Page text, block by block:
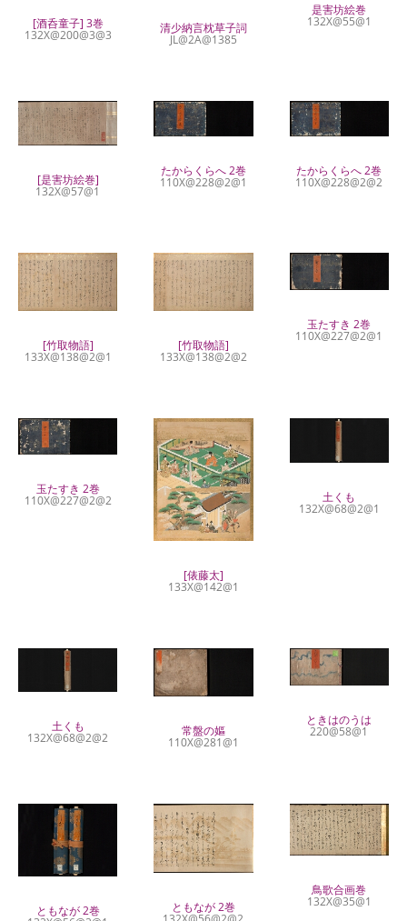
[酒呑童子] 3巻
132X@200@3@3 清少納言枕草子詞
JL@2A@1385
是害坊絵巻
132X@55@1
[是害坊絵巻]
132X@57@1
たからくらへ 2巻
110X@228@2@1
たからくらへ 2巻
110X@228@2@2
[竹取物語]
133X@138@2@1
[竹取物語]
133X@138@2@2
玉たすき 2巻
110X@227@2@1
玉たすき 2巻
110X@227@2@2
[俵藤太]
133X@142@1
土くも
132X@68@2@1
土くも
132X@68@2@2 常盤の嫗
110X@281@1
ときはのうは
220@58@1
ともなが 2巻 ともなが 2巻
鳥歌合画巻
132X@35@1